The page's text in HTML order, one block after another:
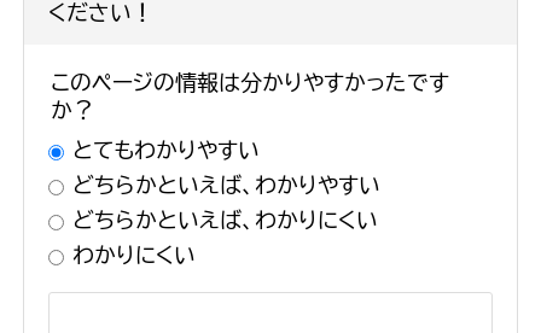
ください！
このページの情報は分かりやすかったです
か？
とてもわかりやすい
どちらかといえば、わかりやすい
どちらかといえば、わかりにくい
わかりにくい